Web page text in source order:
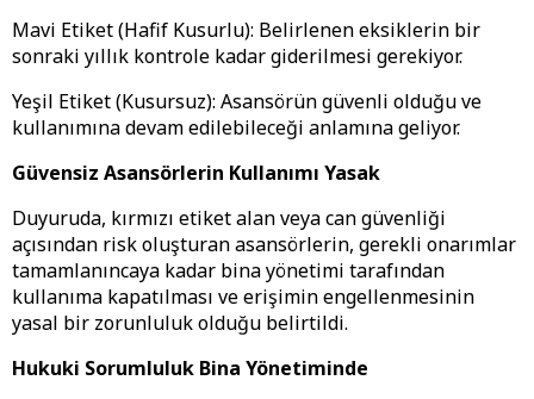
Mavi Etiket (Hafif Kusurlu): Belirlenen eksiklerin bir
sonraki yıllık kontrole kadar giderilmesi gerekiyor.
Yeşil Etiket (Kusursuz): Asansörün güvenli olduğu ve
kullanımına devam edilebileceği anlamına geliyor.
Güvensiz Asansörlerin Kullanımı Yasak
Duyuruda, kırmızı etiket alan veya can güvenliği
açısından risk oluşturan asansörlerin, gerekli onarımlar
tamamlanıncaya kadar bina yönetimi tarafından
kullanıma kapatılması ve erişimin engellenmesinin
yasal bir zorunluluk olduğu belirtildi.
Hukuki Sorumluluk Bina Yönetiminde